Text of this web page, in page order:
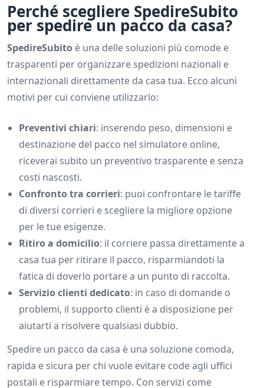
Perché scegliere SpedireSubito
per spedire un pacco da casa?
SpedireSubito è una delle soluzioni più comode e
trasparenti per organizzare spedizioni nazionali e
internazionali direttamente da casa tua. Ecco alcuni
motivi per cui conviene utilizzarlo:
Preventivi chiari: inserendo peso, dimensioni e
destinazione del pacco nel simulatore online,
riceverai subito un preventivo trasparente e senza
costi nascosti.
Confronto tra corrieri: puoi confrontare le tariffe
di diversi corrieri e scegliere la migliore opzione
per le tue esigenze.
Ritiro a domicilio: il corriere passa direttamente a
casa tua per ritirare il pacco, risparmiandoti la
fatica di doverlo portare a un punto di raccolta.
Servizio clienti dedicato: in caso di domande o
problemi, il supporto clienti è a disposizione per
aiutarti a risolvere qualsiasi dubbio.
Spedire un pacco da casa è una soluzione comoda,
rapida e sicura per chi vuole evitare code agli uffici
postali e risparmiare tempo. Con servizi come